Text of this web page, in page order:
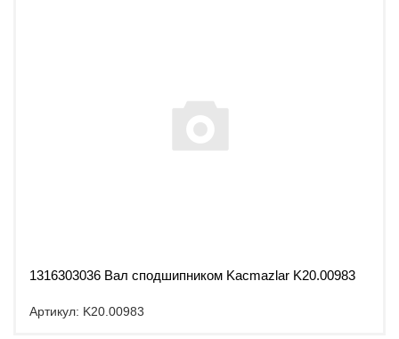
1316303036 Вал сподшипником Kacmazlar K20.00983
Артикул: K20.00983